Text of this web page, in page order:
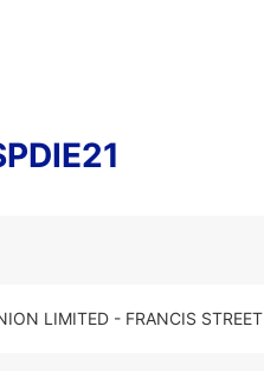
LIMITED - FRANCIS STREET